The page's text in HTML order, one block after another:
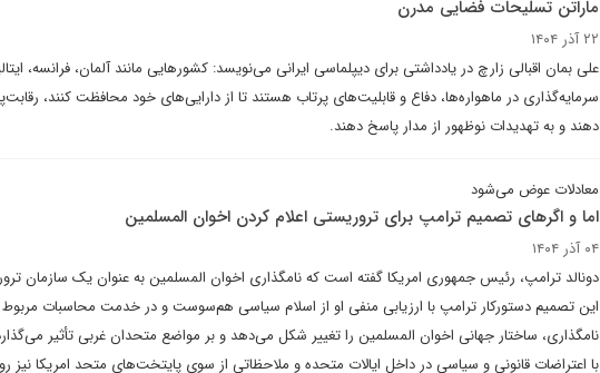
ماراتن تسلیحات فضایی مدرن
۲۲ آذر ۱۴۰۴
علی بمان اقبالی زارچ در یادداشتی برای دیپلماسی ایرانی می‌نویسد: کشورهایی مانند آلمان، فرانسه،
سرمایه‌گذاری در ماهواره‌ها، دفاع و قابلیت‌های پرتاب هستند تا از دارایی‌های خود محافظت کنند،
دهند و به تهدیدات نوظهور از مدار پاسخ دهند.
معادلات عوض می‌شود
اما و اگرهای تصمیم ترامپ برای تروریستی اعلام کردن اخوان المسلمین
۰۴ آذر ۱۴۰۴
دونالد ترامپ، رئیس جمهوری امریکا گفته است که نامگذاری اخوان المسلمین به عنوان یک سازمان
این تصمیم دستورکار ترامپ با ارزیابی منفی او از اسلام سیاسی هم‌سوست و در خدمت محاسبات
نامگذاری، ساختار جهانی اخوان المسلمین را تغییر شکل می‌دهد و بر مواضع متحدان غربی تأثیر
با اعتراضات قانونی و سیاسی در داخل ایالات متحده و ملاحظاتی از سوی پایتخت‌های متحد امریکا نیز